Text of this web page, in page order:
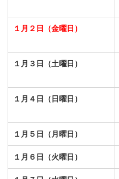
１月２日（金曜日）
１月３日（土曜日）
１月４日（日曜日）
１月５日（月曜日）
１月６日（火曜日）